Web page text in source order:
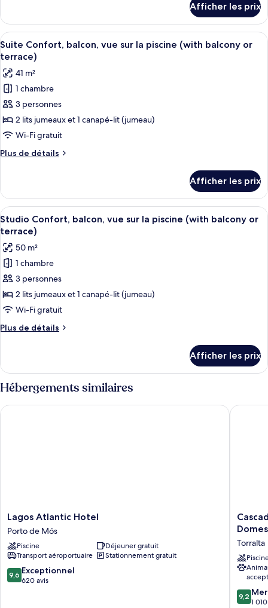
balcon,
vue
sur
la
piscine
(with
balcony
or
terrace)
Appartement
familial,
balcon,
vue
la
piscine
(with
balcony
or
Afficher les prix
Afficher
toutes
les
photos
pour
ce
type
de
chambre :
Suite
balcon,
vue
sur
la
piscine
(with
balcony
or
terrace)
Une porte-fenêtre coulissante
18
Suite Confort, balcon, vue sur la piscine (with balcony or
terrace)
41 m²
1 chambre
3 personnes
2 lits jumeaux et 1 canapé-lit (jumeau)
Wi-Fi gratuit
Plus de détails
Plus
Suite
Confort,
balcon,
vue
la
piscine
(with
balcony
or
Afficher les prix
Afficher
toutes
les
photos
pour
ce
type
de
chambre :
Studio
balcon,
vue
sur
la
Une terrasse couverte avec une
13
Studio Confort, balcon, vue sur la piscine (with balcony or
terrace)
50 m²
1 chambre
3 personnes
2 lits jumeaux et 1 canapé-lit (jumeau)
Wi-Fi gratuit
Plus de détails
Plus
Studio
Confort,
balcon,
vue
sur
Afficher les prix
Hébergements similaires
Lagos
Atlantic
Hotel
Porto
de
Mós
Lagos Atlantic Hotel
Porto de Mós
Piscine
Déjeuner gratuit
Transport aéroportuaire
Stationnement gratuit
9.6
sur
9,6 Exceptionnel
620 avis
Lagos Atlantic Hotel
Cascade
Lagos
Algarve
by
Domes
Torralta
Domes
Torralta
9.2
sur
9,2
1